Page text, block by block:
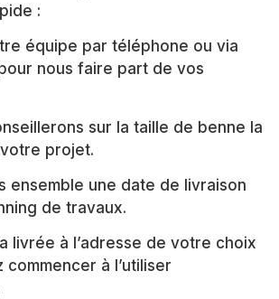
:
équipe par téléphone ou via
nous faire part de vos
sur la taille de benne la
projet.
ensemble une date de livraison
de travaux.
livrée à l’adresse de votre choix
à l’utiliser